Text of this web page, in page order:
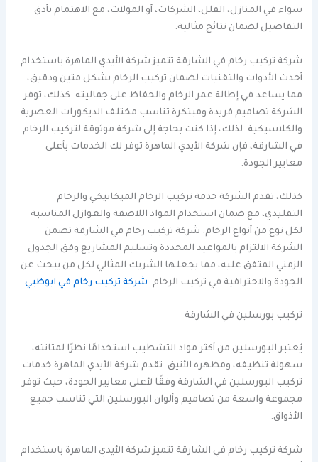
سواء في المنازل، الفلل، الشركات، أو المولات، مع الاهتمام بأدق
التفاصيل لضمان نتائج مثالية.
شركة تركيب رخام في الشارقة تتميز شركة الأيدي الماهرة باستخدام
أحدث الأدوات والتقنيات لضمان تركيب الرخام بشكل متين ودقيق،
مما يساعد في إطالة عمر الرخام والحفاظ على جماليته. كذلك، توفر
الشركة تصاميم فريدة ومبتكرة تناسب مختلف الديكورات العصرية
والكلاسيكية. لذلك، إذا كنت بحاجة إلى شركة موثوقة لتركيب الرخام
في الشارقة، فإن شركة الأيدي الماهرة توفر لك الخدمات بأعلى
معايير الجودة.
كذلك، تقدم الشركة خدمة تركيب الرخام الميكانيكي والرخام
التقليدي، مع ضمان استخدام المواد اللاصقة والعوازل المناسبة
لكل نوع من أنواع الرخام. شركة تركيب رخام في الشارقة تضمن
الشركة الالتزام بالمواعيد المحددة وتسليم المشاريع وفق الجدول
الزمني المتفق عليه، مما يجعلها الشريك المثالي لكل من يبحث عن
الجودة والاحترافية في تركيب الرخام. شركة تركيب رخام في ابوظبي
تركيب بورسلين في الشارقة
يُعتبر البورسلين من أكثر مواد التشطيب استخدامًا نظرًا لمتانته،
سهولة تنظيفه، ومظهره الأنيق. تقدم شركة الأيدي الماهرة خدمات
تركيب البورسلين في الشارقة وفقًا لأعلى معايير الجودة، حيث توفر
مجموعة واسعة من تصاميم وألوان البورسلين التي تناسب جميع
الأذواق.
شركة تركيب رخام في الشارقة تتميز شركة الأيدي الماهرة باستخدام